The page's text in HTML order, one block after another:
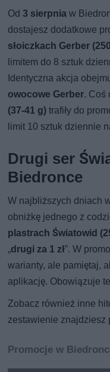
Od3 sierpnia w
dostajesz dodatkowe
słoiczkach Gerber
limitem do 8 sztuk
Identyczna akcja
owocowe Gerber. Coś
(37-41 g) trafiły do
limit 10 sztuk dziennie
Drugi ser
Biedronce
W najbliższych dniach
obniżkę jednego z
plastrach Światowid
„drugi za 1 zł”. W
warianty, ale pamiętaj,
aplikację. Obowiązuje
Zobacz również inne
zestawienie znajdziesz
Promocje w